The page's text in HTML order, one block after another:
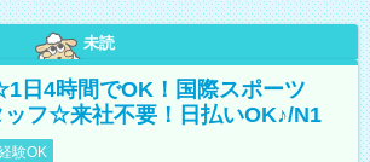
未読
日4時間でOK！国際スポーツ
ッフ☆来社不要！日払いOK♪/N1
験OK